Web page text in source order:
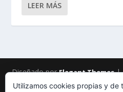
LEER MÁS
Diseñado porElegant Themes|
Mapa del Sitio Aviso Legal
Utilizamos cookies propias y